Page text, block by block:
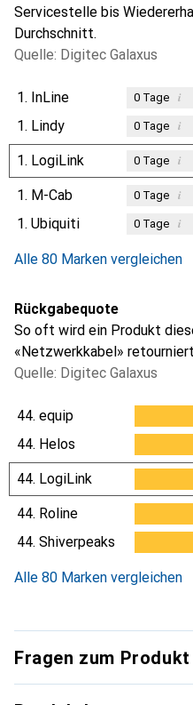
Servicestelle bis
Durchschnitt.
Quelle: Digitec Galaxus
1. InLine 0Tage i
1. Lindy 0Tage i
1. LogiLink 0Tage i
1. M-Cab 0Tage i
1. Ubiquiti 0Tage i
Alle 80 Marken vergleichen
Rückgabequote
So oft wird ein Produkt
«Netzwerkkabel»
Quelle: Digitec Galaxus
44. equip
44. Helos
44. LogiLink
44. Roline
44. Shiverpeaks
Alle 80 Marken vergleichen
Fragen zum Produkt